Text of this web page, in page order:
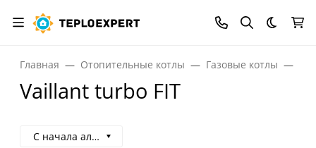
Темная
Главная Отопительные котлы Газовые котлы
Vaillant turbo FIT
С начала алфавита